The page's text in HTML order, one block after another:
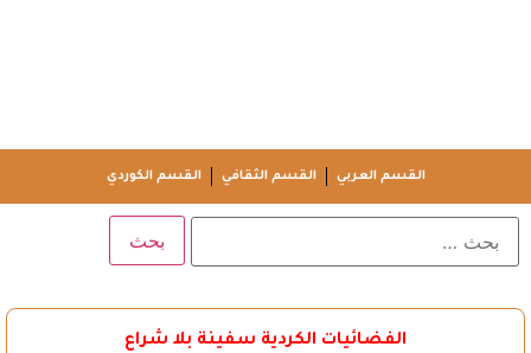
القسم العربي القسم الثقافي القسم الكوردي
الفضائيات الكردية سفينة بلا شراع